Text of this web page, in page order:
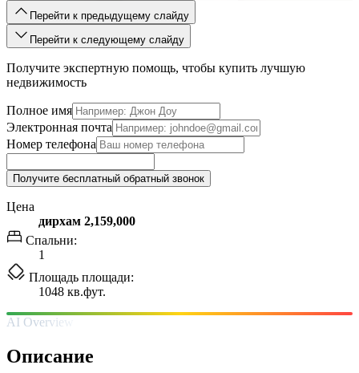
Перейти к предыдущему слайду
Перейти к следующему слайду
Получите экспертную помощь, чтобы купить лучшую
недвижимость
Полное имя
Электронная почта
Номер телефона
Получите бесплатный обратный звонок
Цена
дирхам 2,159,000
Спальни:
1
Площадь площади:
1048 кв.фут.
AI Overview
Описание